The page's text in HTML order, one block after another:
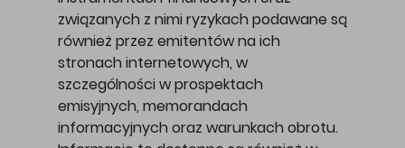
związanych z nimi ryzykach podawane są
również przez emitentów na ich
stronach internetowych, w
szczególności w prospektach
emisyjnych, memorandach
informacyjnych oraz warunkach obrotu.